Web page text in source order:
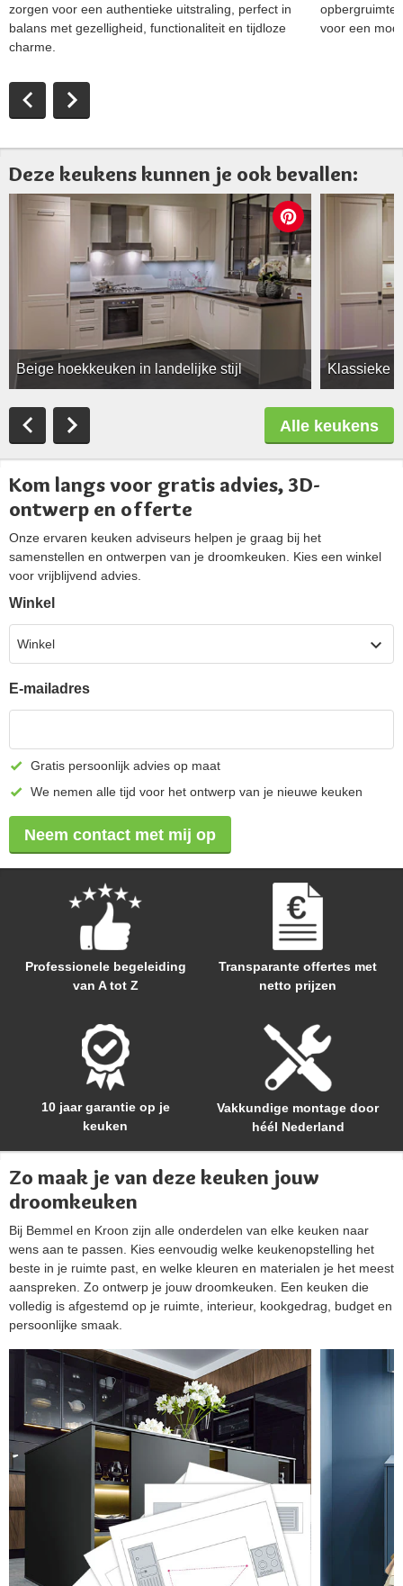
zorgen voor een authentieke uitstraling, perfect in
balans met gezelligheid, functionaliteit en tijdloze
charme.
opbergruimte
voor een
Deze keukens kunnen je ook bevallen:
Beige hoekkeuken in landelijke stijl Klassieke
Alle keukens
Kom langs voor gratis advies, 3D-
ontwerp en offerte
Onze ervaren keuken adviseurs helpen je graag bij het
samenstellen en ontwerpen van je droomkeuken. Kies een winkel
voor vrijblijvend advies.
Winkel
Winkel
E-mailadres
Gratis persoonlijk advies op maat
We nemen alle tijd voor het ontwerp van je nieuwe keuken
Neem contact met mij op
Professionele begeleiding
van A tot Z
Transparante offertes met
netto prijzen
10 jaar garantie op je
keuken
Vakkundige montage door
héél Nederland
Zo maak je van deze keuken jouw
droomkeuken
Bij Bemmel en Kroon zijn alle onderdelen van elke keuken naar
wens aan te passen. Kies eenvoudig welke keukenopstelling het
beste in je ruimte past, en welke kleuren en materialen je het meest
aanspreken. Zo ontwerp je jouw droomkeuken. Een keuken die
volledig is afgestemd op je ruimte, interieur, kookgedrag, budget en
persoonlijke smaak.